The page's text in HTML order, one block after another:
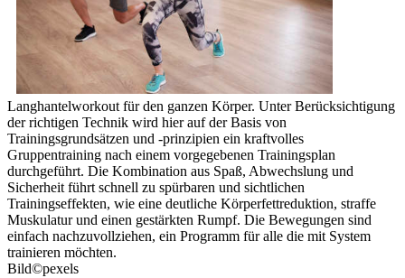
Langhantelworkout für den ganzen Körper. Unter Berücksichtigung
der richtigen Technik wird hier auf der Basis von
Trainingsgrundsätzen und -prinzipien ein kraftvolles
Gruppentraining nach einem vorgegebenen Trainingsplan
durchgeführt. Die Kombination aus Spaß, Abwechslung und
Sicherheit führt schnell zu spürbaren und sichtlichen
Trainingseffekten, wie eine deutliche Körperfettreduktion, straffe
Muskulatur und einen gestärkten Rumpf. Die Bewegungen sind
einfach nachzuvollziehen, ein Programm für alle die mit System
trainieren möchten.
Bild©pexels